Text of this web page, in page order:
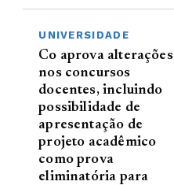
UNIVERSIDADE
Co aprova alterações
nos concursos
docentes, incluindo
possibilidade de
apresentação de
projeto acadêmico
como prova
eliminatória para